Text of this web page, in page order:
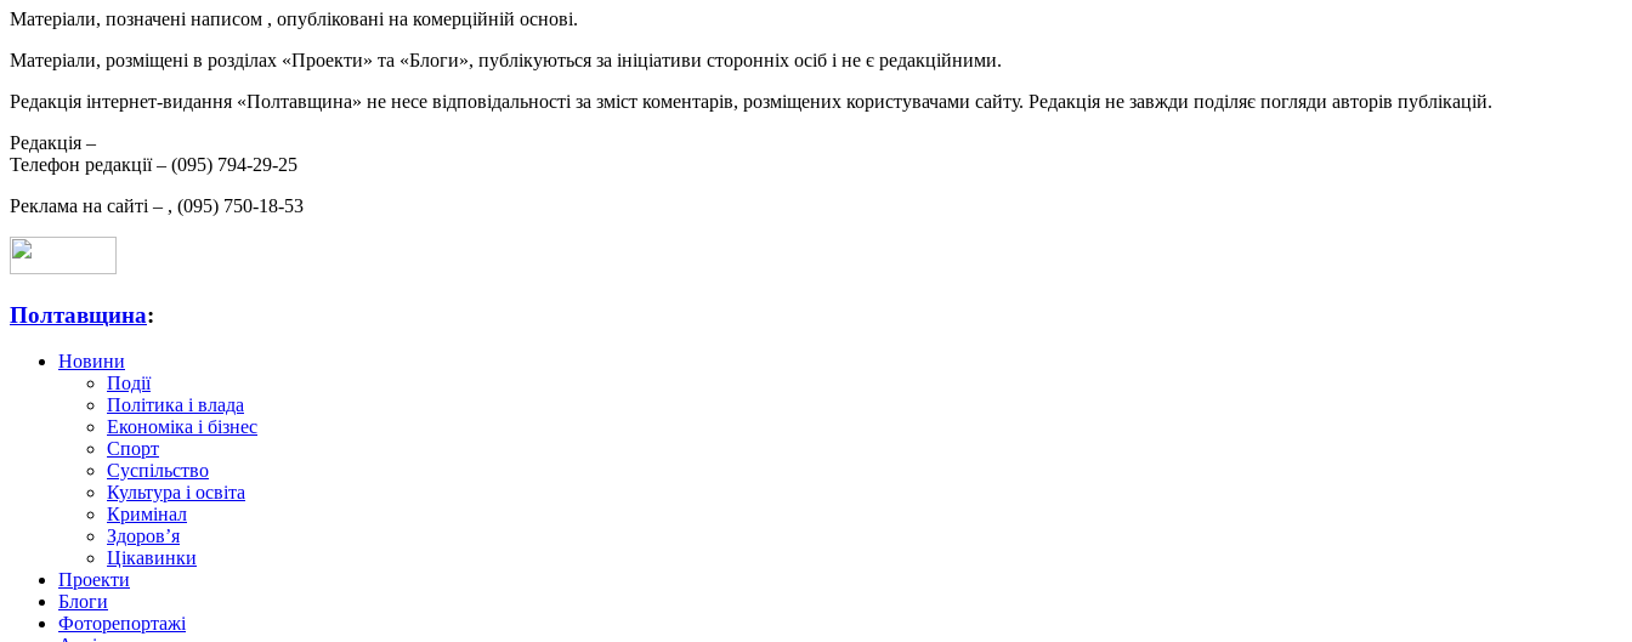
Матеріали, позначені написом , опубліковані на комерційній основі.
Матеріали, розміщені в розділах «Проекти» та «Блоги», публікуються за ініціативи сторонніх осіб і не є редакційними.
Редакція інтернет-видання «Полтавщина» не несе відповідальності за зміст коментарів, розміщених користувачами сайту. Редакція не завжди поділяє погляди авторів публікацій.
Редакція –
Телефон редакції – (095) 794-29-25
Реклама на сайті – , (095) 750-18-53
Полтавщина:
Новини
Події
Політика і влада
Економіка і бізнес
Спорт
Суспільство
Культура і освіта
Кримінал
Здоров’я
Цікавинки
Проекти
Блоги
Фоторепортажі